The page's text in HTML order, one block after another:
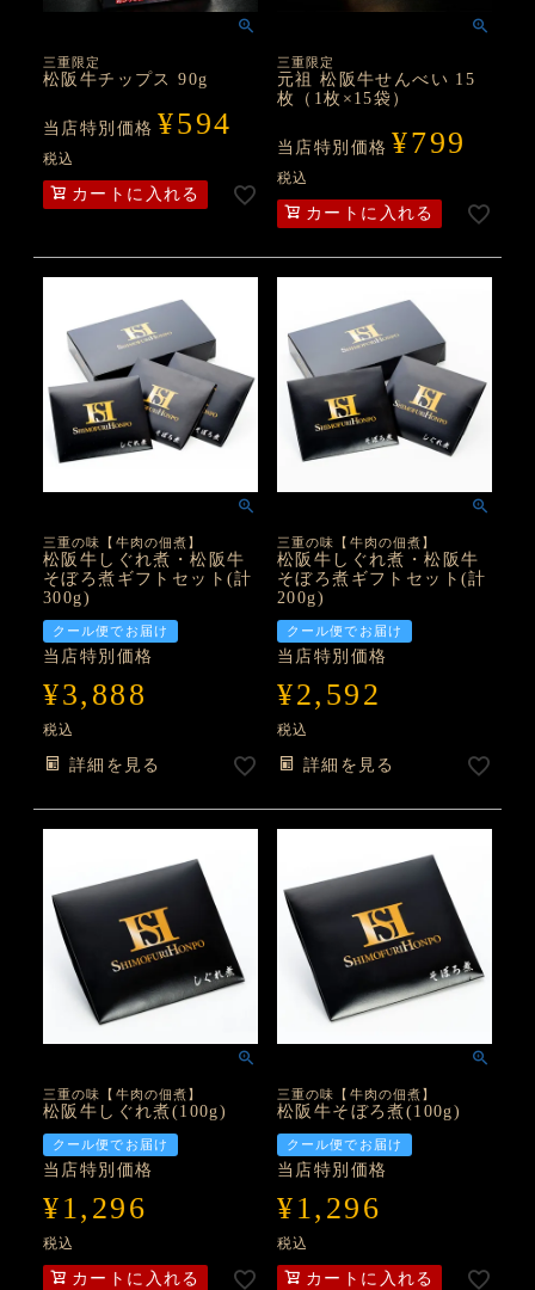
三重限定
松阪牛チップス 90g
当店特別価格 ¥594
税込
カートに入れる
三重限定
元祖 松阪牛せんべい 15
枚（1枚×15袋）
当店特別価格 ¥799
税込
カートに入れる
三重の味【牛肉の佃煮】
松阪牛しぐれ煮・松阪牛
そぼろ煮ギフトセット(計
300g)
クール便でお届け
当店特別価格
¥3,888
税込
詳細を見る
三重の味【牛肉の佃煮】
松阪牛しぐれ煮・松阪牛
そぼろ煮ギフトセット(計
200g)
クール便でお届け
当店特別価格
¥2,592
税込
詳細を見る
三重の味【牛肉の佃煮】
松阪牛しぐれ煮(100g)
クール便でお届け
当店特別価格
¥1,296
税込
カートに入れる
三重の味【牛肉の佃煮】
松阪牛そぼろ煮(100g)
クール便でお届け
当店特別価格
¥1,296
税込
カートに入れる